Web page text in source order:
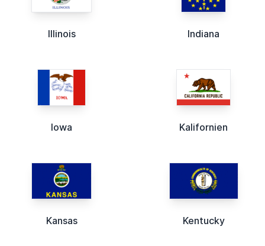
Illinois Indiana
Iowa Kalifornien
Kansas Kentucky